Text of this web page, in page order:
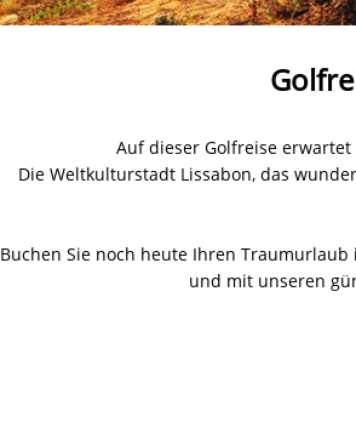
Auf dieser Golfreise
Die Weltkulturstadt Lissabon, das
Buchen Sie noch heute Ihren
und mit unseren